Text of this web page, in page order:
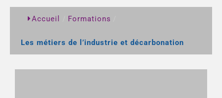
Accueil Formations
Les métiers de l’industrie et décarbonation